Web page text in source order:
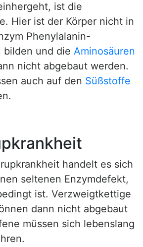
ist die
Hier ist der Körper nicht in
Phenylalanin-
bilden und die Aminosäuren
nicht abgebaut werden.
auch auf den Süßstoffe
handelt es sich
seltenen Enzymdefekt,
ist. Verzweigtkettige
dann nicht abgebaut
müssen sich lebenslang